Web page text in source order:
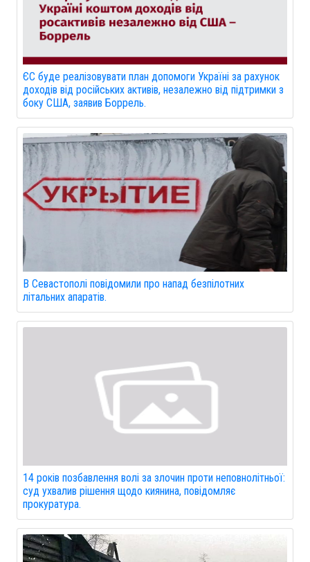
ЄС буде реалізовувати план допомоги Україні за рахунок
доходів від російських активів, незалежно від підтримки з
боку США, заявив Боррель.
В Севастополі повідомили про напад безпілотних
літальних апаратів.
14 років позбавлення волі за злочин проти неповнолітньої:
суд ухвалив рішення щодо киянина, повідомляє
прокуратура.